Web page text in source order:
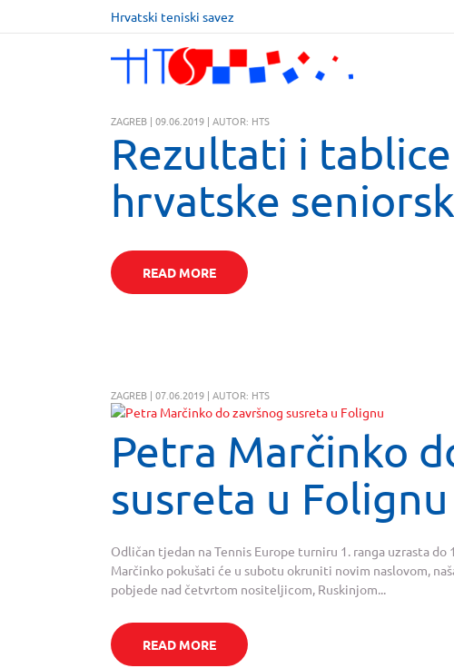
Hrvatski teniski savez
ZAGREB | 09.06.2019 | AUTOR: HTS
Rezultati i
hrvatske
READ MORE
ZAGREB | 07.06.2019 | AUTOR: HTS
Petra Marčinko
susreta u Folignu
Odličan tjedan na Tennis Europe turniru 1. ranga uzrasta
Marčinko pokušati će u subotu okruniti novim naslovom,
pobjede nad četvrtom nositeljicom, Ruskinjom...
READ MORE